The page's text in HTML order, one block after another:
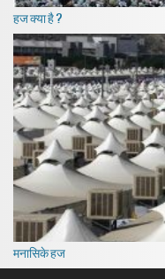
हज क्या है ?
मनासिके हज